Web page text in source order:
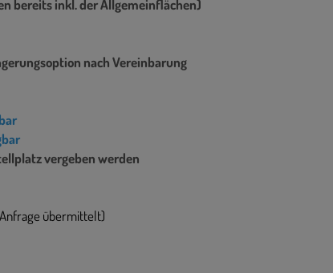
bereits inkl. der Allgemeinflächen)
nach Vereinbarung
vergeben werden
übermittelt)